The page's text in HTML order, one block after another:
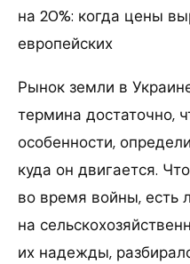
на 20%: когда цены
европейских
Рынок земли в
термина достаточно,
особенности,
куда он двигается.
во время войны, есть
на
их надежды,